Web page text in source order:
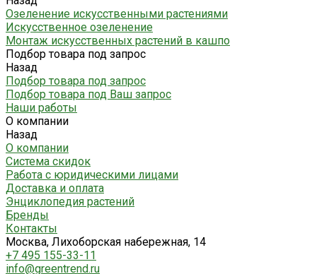
Озеленение искусственными растениями
Искусственное озеленение
Монтаж искусственных растений в кашпо
Подбор товара под запрос
Назад
Подбор товара под запрос
Подбор товара под Ваш запрос
Наши работы
О компании
Назад
О компании
Система скидок
Работа с юридическими лицами
Доставка и оплата
Энциклопедия растений
Бренды
Контакты
Москва, Лихоборская набережная, 14
+7 495 155-33-11
info@greentrend.ru